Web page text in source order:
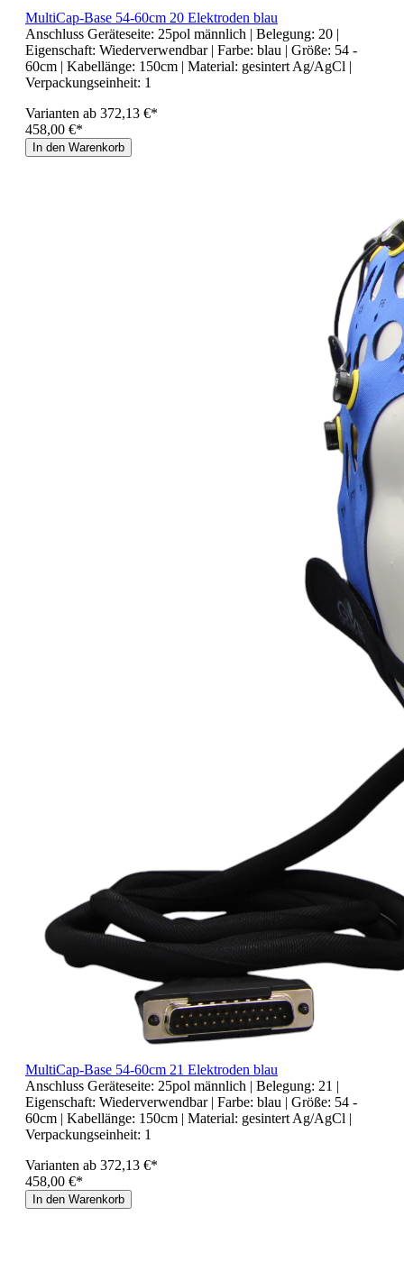
MultiCap-Base 54-60cm 20 Elektroden blau
Anschluss Geräteseite: 25pol männlich | Belegung: 20 |
Eigenschaft: Wiederverwendbar | Farbe: blau | Größe: 54 -
60cm | Kabellänge: 150cm | Material: gesintert Ag/AgCl |
Verpackungseinheit: 1
Varianten ab 372,13 €*
458,00 €*
In den Warenkorb
MultiCap-Base 54-60cm 21 Elektroden blau
Anschluss Geräteseite: 25pol männlich | Belegung: 21 |
Eigenschaft: Wiederverwendbar | Farbe: blau | Größe: 54 -
60cm | Kabellänge: 150cm | Material: gesintert Ag/AgCl |
Verpackungseinheit: 1
Varianten ab 372,13 €*
458,00 €*
In den Warenkorb